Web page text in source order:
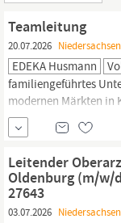
Teamleitung
20.07.2026
EDEKA Husmann
familiengeführtes
modernen Märkten in
Wiefelstede-
stehen wir für
Kundinnen und
Leitender
Oldenburg (m/w/
27643
03.07.2026